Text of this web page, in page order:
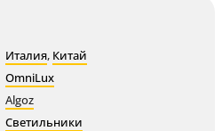
Италия, Китай
OmniLux
Algoz
Светильники